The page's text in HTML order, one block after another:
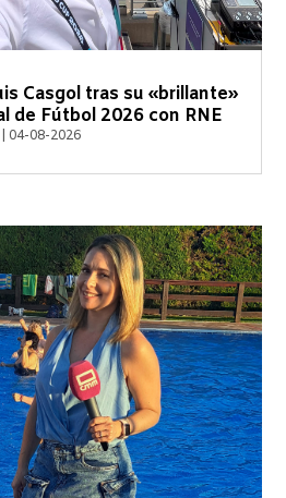
Casgol tras su «brillante»
de Fútbol 2026 con RNE
04-08-2026